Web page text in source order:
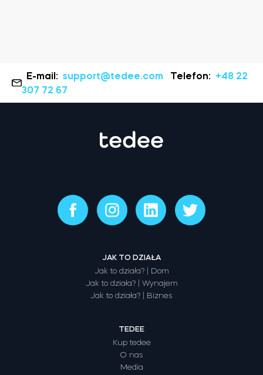
E-mail: support@tedee.com Telefon: +48 22
307 72 67
JAK TO DZIAŁA
Jak to działa? | Dom
Jak to działa? | Wynajem
Jak to działa? | Biznes
TEDEE
Kup tedee
O nas
Media